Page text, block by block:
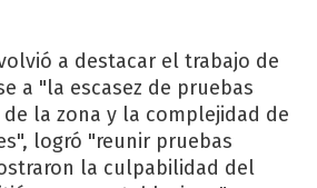
a destacar el trabajo de
a "la escasez de pruebas
la zona y la complejidad de
logró "reunir pruebas
la culpabilidad del